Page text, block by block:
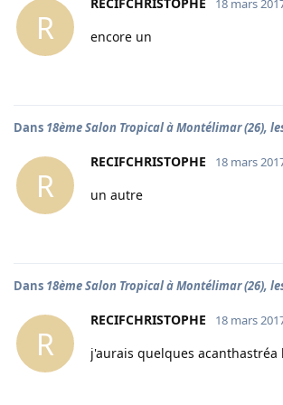
R
18 mars
encore un
Dans 18ème Salon Tropical à Montélimar (26),
R
RECIFCHRISTOPHE 18 mars
un autre
Dans 18ème Salon Tropical à Montélimar (26),
R
RECIFCHRISTOPHE 18 mars
j'aurais quelques